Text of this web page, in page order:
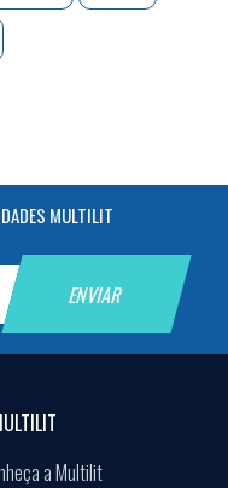
MULTILIT
a Multilit